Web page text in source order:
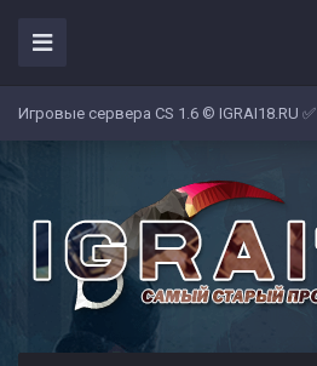
Игровые сервера CS 1.6 © IGRAI18.RU ✅